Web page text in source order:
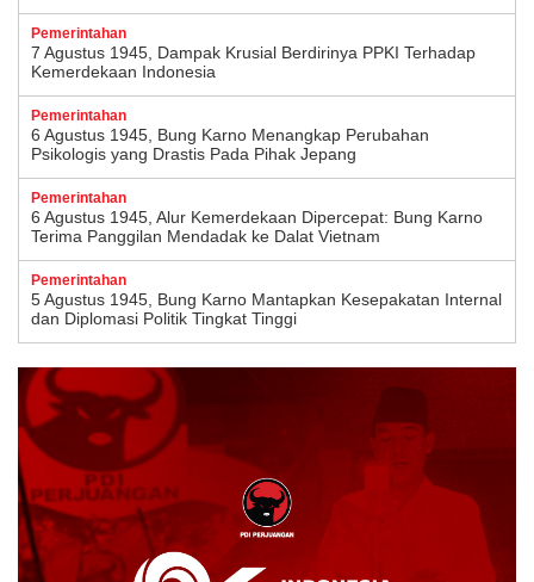
Pemerintahan
7 Agustus 1945, Dampak Krusial Berdirinya PPKI Terhadap
Kemerdekaan Indonesia
Pemerintahan
6 Agustus 1945, Bung Karno Menangkap Perubahan
Psikologis yang Drastis Pada Pihak Jepang
Pemerintahan
6 Agustus 1945, Alur Kemerdekaan Dipercepat: Bung Karno
Terima Panggilan Mendadak ke Dalat Vietnam
Pemerintahan
5 Agustus 1945, Bung Karno Mantapkan Kesepakatan Internal
dan Diplomasi Politik Tingkat Tinggi